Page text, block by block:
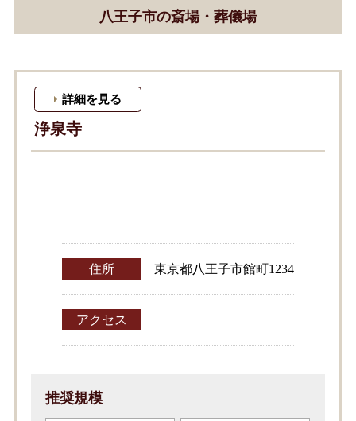
八王子市の斎場・葬儀場
浄泉寺
詳細を見る
住所 東京都八王子市館町1234
アクセス
推奨規模